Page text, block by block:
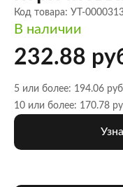
Код товара: УТ-
В наличии
232.88
5 или более: 194.06
10 или более: 170.78